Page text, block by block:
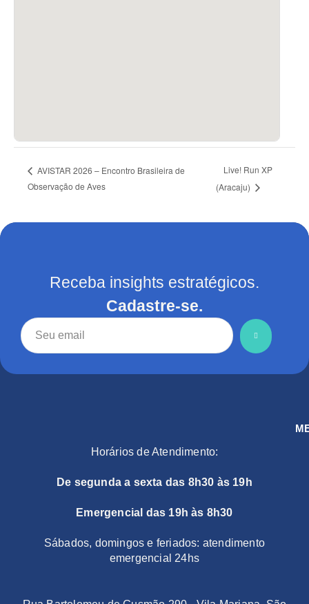
AVISTAR 2026 – Encontro Brasileira de
Observação de Aves
Live! Run XP
(Aracaju)
Receba insights estratégicos.
Cadastre-se.
Horários de Atendimento:
De segunda a sexta das 8h30 às 19h
Emergencial das 19h às 8h30
Sábados, domingos e feriados: atendimento
emergencial 24hs